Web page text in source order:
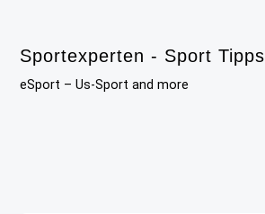
content
Sportexperten - Sport Tipps
eSport – Us-Sport and more